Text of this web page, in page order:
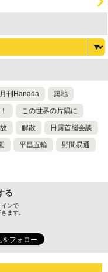
月刊Hanada 築地
この世界の片隅に
解散 日露首脳会談
平昌五輪 野間易通
る
インで
ます。